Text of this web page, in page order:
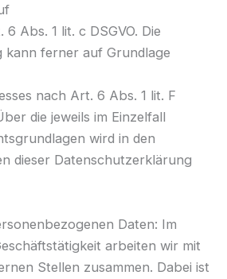
Abs. 1 lit. c DSGVO. Die
kann ferner auf Grundlage
nach Art. 6 Abs. 1 lit. F
die jeweils im Einzelfall
wird in den
dieser Datenschutzerklärung
Daten: Im
arbeiten wir mit
Stellen zusammen. Dabei ist